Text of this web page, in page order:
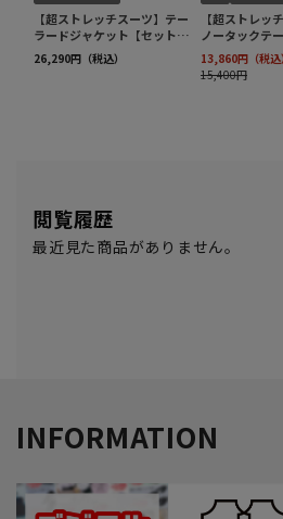
閲覧履歴
最近見た商品がありません。
INFORMATION